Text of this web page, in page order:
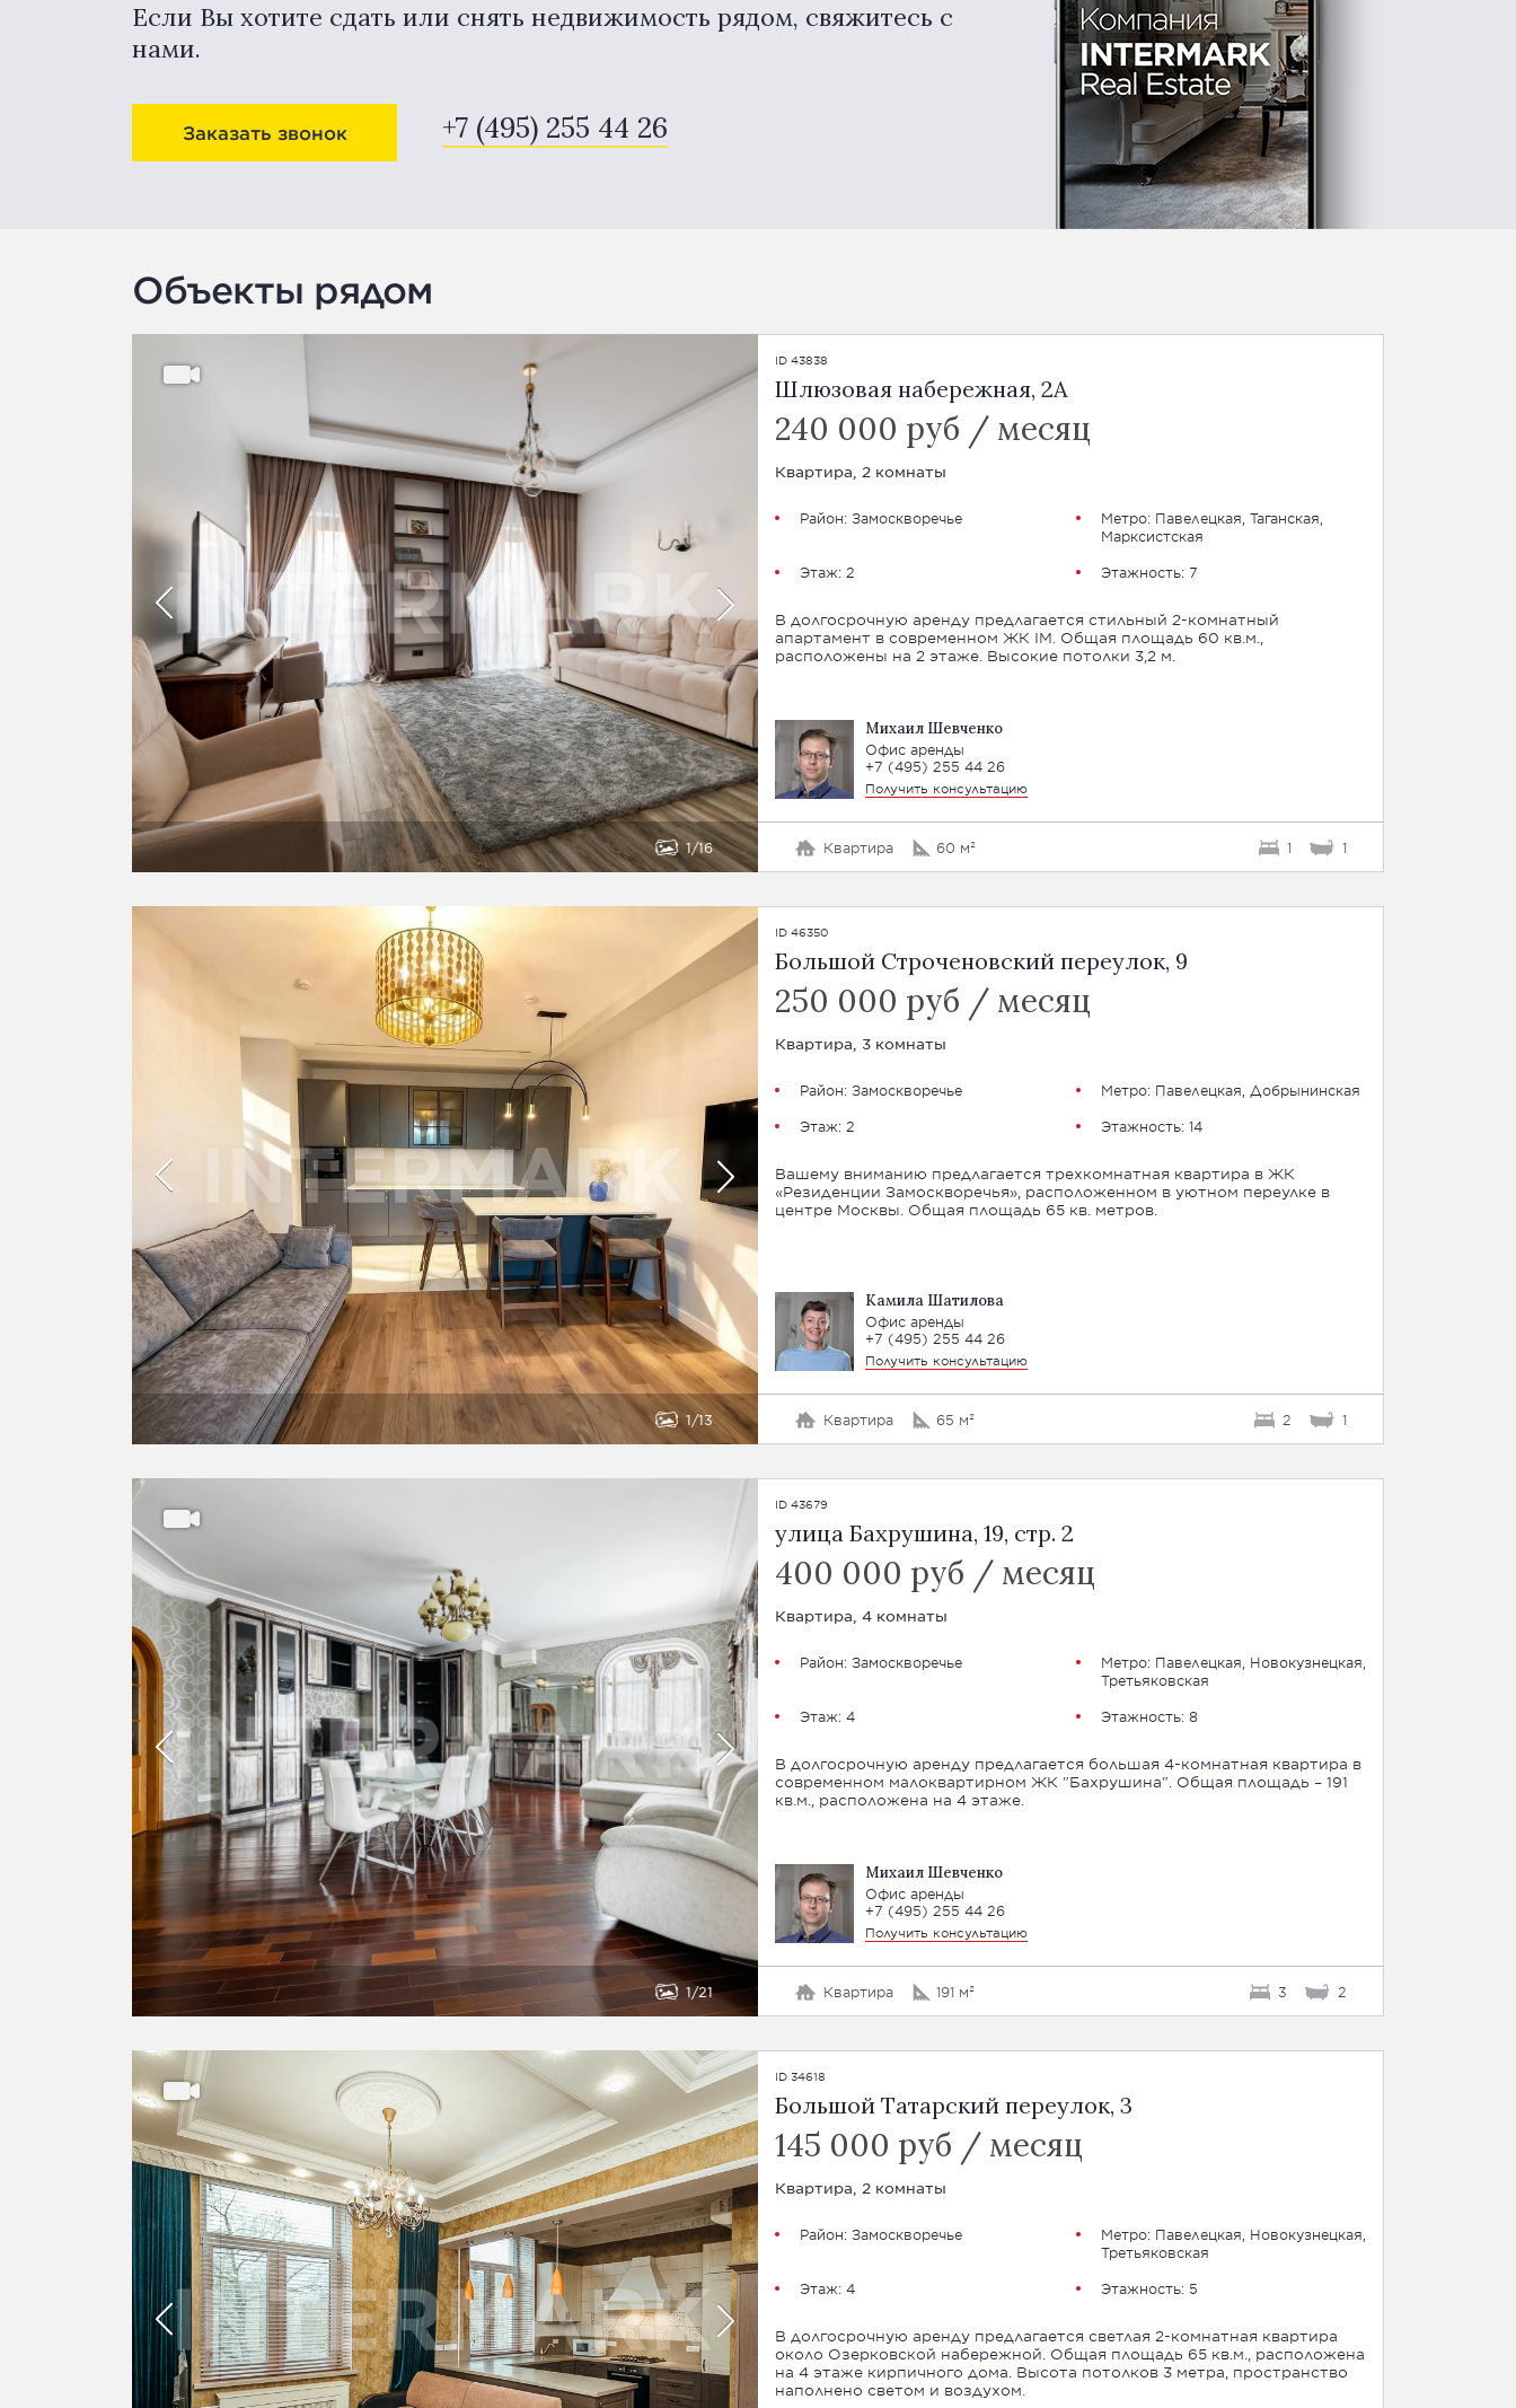
Если Вы хотите сдать или снять недвижимость рядом, свяжитесь с
нами.
Заказать звонок +7 (495) 255 44 26
Объекты рядом
1 16
ID 43838
Шлюзовая набережная, 2A
240 000 руб / месяц
Квартира, 2 комнаты
Район: Замоскворечье Метро: Павелецкая Таганская
Марксистская
Этаж: 2
Этажность: 7
В долгосрочную аренду предлагается стильный 2-комнатный
апартамент в современном ЖК IM. Общая площадь 60 кв.м.,
расположены на 2 этаже. Высокие потолки 3,2 м.
Михаил Шевченко
Офис аренды
+7 (495) 255 44 26
Получить консультацию
Квартира 60 м² 1 1
1 13
ID 46350
Большой Строченовский переулок, 9
250 000 руб / месяц
Квартира, 3 комнаты
Район: Замоскворечье Метро: Павелецкая Добрынинская
Этаж: 2
Этажность: 14
Вашему вниманию предлагается трехкомнатная квартира в ЖК
«Резиденции Замоскворечья», расположенном в уютном переулке в
центре Москвы. Общая площадь 65 кв. метров.
Камила Шатилова
Офис аренды
+7 (495) 255 44 26
Получить консультацию
Квартира 65 м² 2 1
1 21
ID 43679
улица Бахрушина, 19, стр. 2
400 000 руб / месяц
Квартира, 4 комнаты
Район: Замоскворечье Метро: Павелецкая Новокузнецкая
Третьяковская
Этаж: 4
Этажность: 8
В долгосрочную аренду предлагается большая 4-комнатная квартира в
современном малоквартирном ЖК "Бахрушина". Общая площадь – 191
кв.м., расположена на 4 этаже.
Михаил Шевченко
Офис аренды
+7 (495) 255 44 26
Получить консультацию
Квартира 191 м² 3 2
ID 34618
Большой Татарский переулок, 3
145 000 руб / месяц
Квартира, 2 комнаты
Район: Замоскворечье Метро: Павелецкая Новокузнецкая
Третьяковская
Этаж: 4
Этажность: 5
В долгосрочную аренду предлагается светлая 2-комнатная квартира
около Озерковской набережной. Общая площадь 65 кв.м., расположена
на 4 этаже кирпичного дома. Высота потолков 3 метра, пространство
наполнено светом и воздухом.